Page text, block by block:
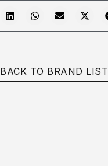
BACK TO BRAND LIST